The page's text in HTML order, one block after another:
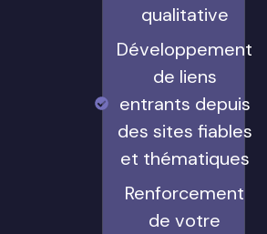
qualitative
Développement
de liens
entrants depuis
des sites fiables
et thématiques
Renforcement
de votre